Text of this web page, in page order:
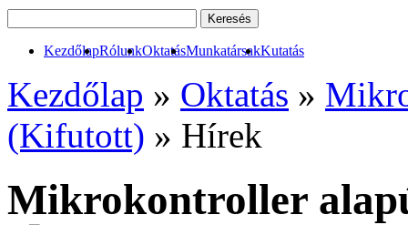
KezdőlapRólunkOktatásMunkatársakKutatás
Kezdőlap » Oktatás »
(Kifutott) » Hírek
Mikrokontroller